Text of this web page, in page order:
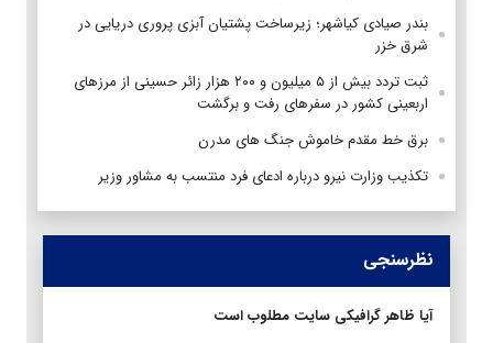
بندر صیادی کیاشهر؛ زیرساخت پشتیان آبزی پروری دریایی در
شرق خزر
ثبت تردد بیش از ۵ میلیون و ۲۰۰ هزار زائر حسینی از مرزهای
اربعینی کشور در سفرهای رفت و برگشت
برق خط مقدم خاموش جنگ های مدرن
تکذیب وزارت نیرو درباره ادعای فرد منتسب به مشاور وزیر
نظرسنجی
آیا ظاهر گرافیکی سایت مطلوب است